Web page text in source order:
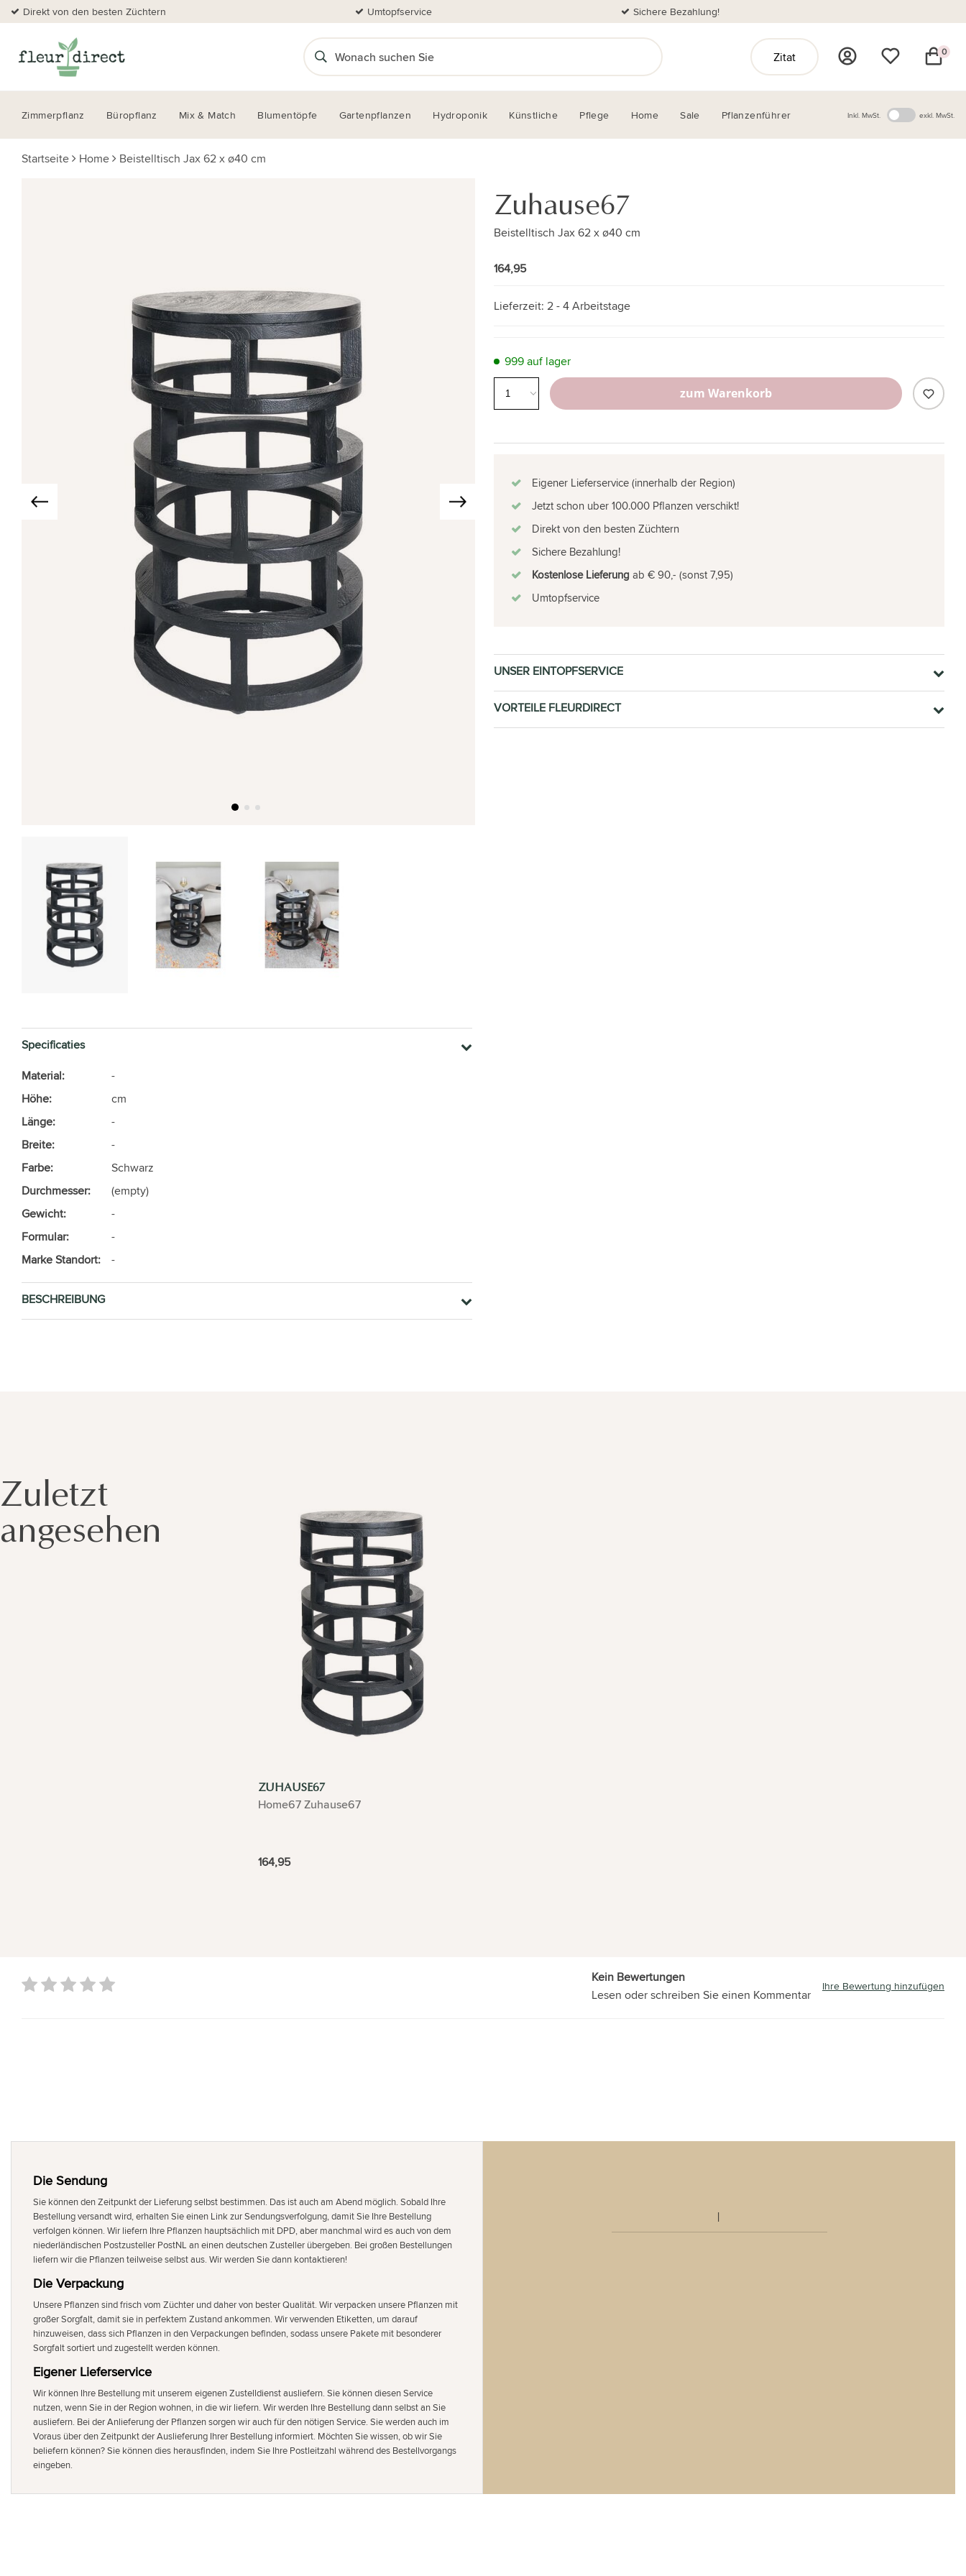
Direkt von den besten Züchtern Umtopfservice Sichere Bezahlung!
Zitat 0
Zimmerpflanz Büropflanz Mix & Match Blumentöpfe Gartenpflanzen Hydroponik Künstliche Pflege Home Sale Pflanzenführer Inkl. MwSt. exkl. MwSt.
Startseite Home Beistelltisch Jax 62 x ø40 cm
Specificaties
Material:
-
Höhe:
cm
Länge:
-
Breite:
-
Farbe:
Schwarz
Durchmesser:
(empty)
Gewicht:
-
Formular:
-
Marke Standort:
-
BESCHREIBUNG
Zuhause67
Beistelltisch Jax 62 x ø40 cm
164,95
Lieferzeit: 2 - 4 Arbeitstage
999 auf lager
zum Warenkorb
Eigener Lieferservice (innerhalb der Region)
Jetzt schon uber 100.000 Pflanzen verschikt!
Direkt von den besten Züchtern
Sichere Bezahlung!
Kostenlose Lieferung ab € 90,- (sonst 7,95)
Umtopfservice
UNSER EINTOPFSERVICE
VORTEILE FLEURDIRECT
Zuletzt
angesehen
ZUHAUSE67
Home67 Zuhause67
164,95
Kein Bewertungen
Lesen oder schreiben Sie einen Kommentar
Ihre Bewertung hinzufügen
Die Sendung
Sie können den Zeitpunkt der Lieferung selbst bestimmen. Das ist auch am Abend möglich. Sobald Ihre
Bestellung versandt wird, erhalten Sie einen Link zur Sendungsverfolgung, damit Sie Ihre Bestellung
verfolgen können. Wir liefern Ihre Pflanzen hauptsächlich mit DPD, aber manchmal wird es auch von dem
niederländischen Postzusteller PostNL an einen deutschen Zusteller übergeben. Bei großen Bestellungen
liefern wir die Pflanzen teilweise selbst aus. Wir werden Sie dann kontaktieren!
Die Verpackung
Unsere Pflanzen sind frisch vom Züchter und daher von bester Qualität. Wir verpacken unsere Pflanzen mit
großer Sorgfalt, damit sie in perfektem Zustand ankommen. Wir verwenden Etiketten, um darauf
hinzuweisen, dass sich Pflanzen in den Verpackungen befinden, sodass unsere Pakete mit besonderer
Sorgfalt sortiert und zugestellt werden können.
Eigener Lieferservice
Wir können Ihre Bestellung mit unserem eigenen Zustelldienst ausliefern. Sie können diesen Service
nutzen, wenn Sie in der Region wohnen, in die wir liefern. Wir werden Ihre Bestellung dann selbst an Sie
ausliefern. Bei der Anlieferung der Pflanzen sorgen wir auch für den nötigen Service. Sie werden auch im
Voraus über den Zeitpunkt der Auslieferung Ihrer Bestellung informiert. Möchten Sie wissen, ob wir Sie
beliefern können? Sie können dies herausfinden, indem Sie Ihre Postleitzahl während des Bestellvorgangs
eingeben.